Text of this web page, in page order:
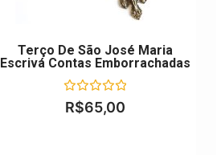
Terço De São José Maria
Escrivá Contas Emborrachadas
Avaliação
0R$65,00